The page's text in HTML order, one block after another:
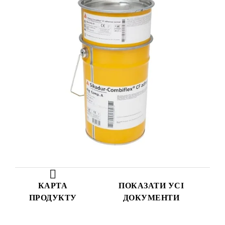
КАРТА
ПРОДУКТУ
ПОКАЗАТИ УСІ
ДОКУМЕНТИ